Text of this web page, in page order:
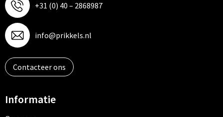
+31 (0) 40 – 2868987
info@prikkels.nl
Contacteer ons
Informatie